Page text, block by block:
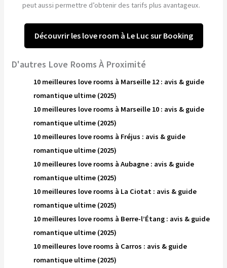
peut aussi permettre d’obtenir des tarifs plus avantageux.
Découvrir les love room à Le Luc sur Booking
D'autres Love Rooms À Proximité
10 meilleures love rooms à Marseille 12 : avis & guide
romantique ultime (2025)
10 meilleures love rooms à Marseille 10 : avis & guide
romantique ultime (2025)
10 meilleures love rooms à Fréjus : avis & guide
romantique ultime (2025)
10 meilleures love rooms à Aubagne : avis & guide
romantique ultime (2025)
10 meilleures love rooms à La Ciotat : avis & guide
romantique ultime (2025)
10 meilleures love rooms à Berre-l’Étang : avis & guide
romantique ultime (2025)
10 meilleures love rooms à Carros : avis & guide
romantique ultime (2025)